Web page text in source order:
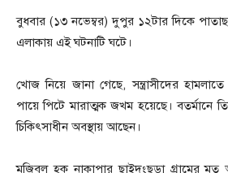
বুধবার (১৩ নভেম্বর) দুপুর ১২টার দিকে
এলাকায় এই ঘটনাটি ঘটে।
খোজ নিয়ে জানা গেছে, সন্ত্রাসীদের
পায়ে পিটে মারাত্মক জখম হয়েছে। বতর্মানে
চিকিৎসাধীন অবস্থায় আছেন।
মজিবুল হক নাকাপার ছাইদংছড়া গ্রামের